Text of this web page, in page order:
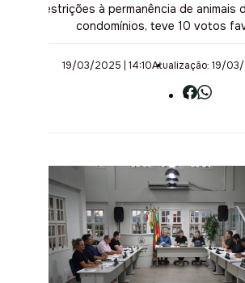
restrições à permanência de animais
condomínios, teve 10 votos
19/03/2025 | 14:10Atualização: 19/03/